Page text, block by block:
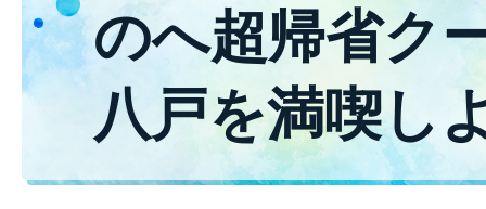
のへ超帰省ク
八戸を満喫し